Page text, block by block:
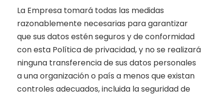
La Empresa tomará todas las medidas
razonablemente necesarias para garantizar
que sus datos estén seguros y de conformidad
con esta Política de privacidad, y no se realizará
ninguna transferencia de sus datos personales
a una organización o país a menos que existan
controles adecuados, incluida la seguridad de